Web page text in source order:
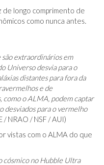
de longo comprimento de
como nunca antes.
são extraordinários em
Universo desvia para o
distantes para fora da
e de
como o ALMA, podem captar
desviados para o vermelho
/ NRAO / NSF / AUI)
vistas com o ALMA do que
cósmico no Hubble Ultra